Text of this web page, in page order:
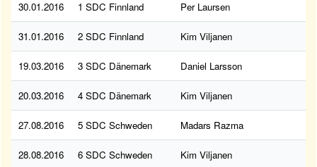
30.01.2016 1 SDC Finnland Per Laursen
31.01.2016 2 SDC Finnland Kim Viljanen
19.03.2016 3 SDC Dänemark Daniel Larsson
20.03.2016 4 SDC Dänemark Kim Viljanen
27.08.2016 5 SDC Schweden Madars Razma
28.08.2016 6 SDC Schweden Kim Viljanen